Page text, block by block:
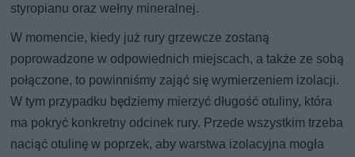
styropianu oraz wełny mineralnej.
W momencie, kiedy już rury grzewcze zostaną
poprowadzone w odpowiednich miejscach, a także ze sobą
połączone, to powinniśmy zająć się wymierzeniem izolacji.
W tym przypadku będziemy mierzyć długość otuliny, która
ma pokryć konkretny odcinek rury. Przede wszystkim trzeba
naciąć otulinę w poprzek, aby warstwa izolacyjna mogła